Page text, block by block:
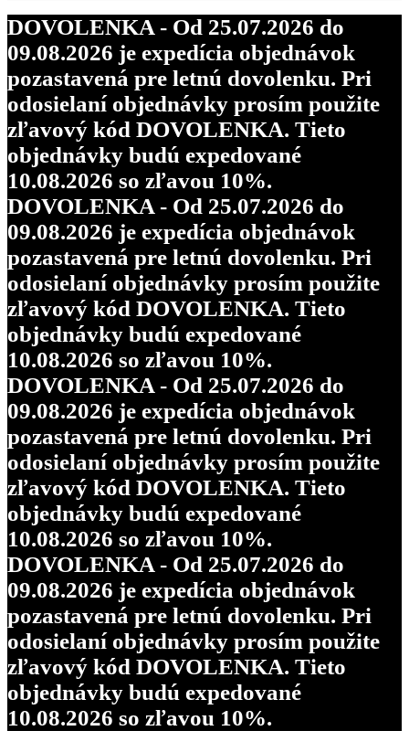
DOVOLENKA - Od 25.07.2026 do
09.08.2026 je expedícia objednávok
pozastavená pre letnú dovolenku. Pri
odosielaní objednávky prosím použite
zľavový kód DOVOLENKA. Tieto
objednávky budú expedované
10.08.2026 so zľavou 10%.
DOVOLENKA - Od 25.07.2026 do
09.08.2026 je expedícia objednávok
pozastavená pre letnú dovolenku. Pri
odosielaní objednávky prosím použite
zľavový kód DOVOLENKA. Tieto
objednávky budú expedované
10.08.2026 so zľavou 10%.
DOVOLENKA - Od 25.07.2026 do
09.08.2026 je expedícia objednávok
pozastavená pre letnú dovolenku. Pri
odosielaní objednávky prosím použite
zľavový kód DOVOLENKA. Tieto
objednávky budú expedované
10.08.2026 so zľavou 10%.
DOVOLENKA - Od 25.07.2026 do
09.08.2026 je expedícia objednávok
pozastavená pre letnú dovolenku. Pri
odosielaní objednávky prosím použite
zľavový kód DOVOLENKA. Tieto
objednávky budú expedované
10.08.2026 so zľavou 10%.